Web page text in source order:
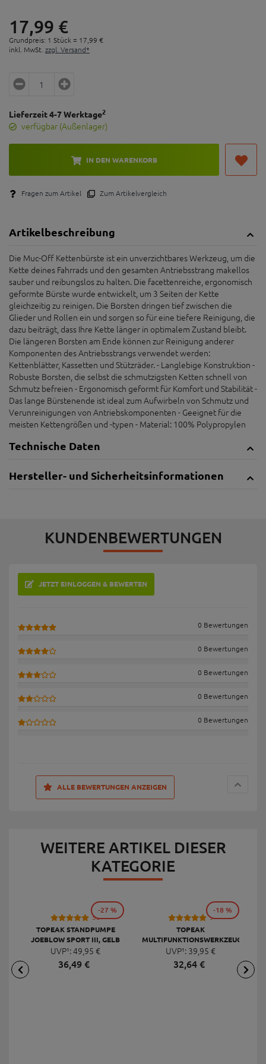
17,99 €
Grundpreis: 1 Stück = 17, 99 €
inkl. MwSt. zzgl. Versand*
Lieferzeit 4-7 Werktage2
verfügbar (Außenlager)
IN DEN WARENKORB
Fragen zum Artikel Zum Artikelvergleich
Artikelbeschreibung
Die Muc-Off Kettenbürste ist ein unverzichtbares Werkzeug, um die
Kette deines Fahrrads und den gesamten Antriebsstrang makellos
sauber und reibungslos zu halten. Die facettenreiche, ergonomisch
geformte Bürste wurde entwickelt, um 3 Seiten der Kette
gleichzeitig zu reinigen. Die Borsten dringen tief zwischen die
Glieder und Rollen ein und sorgen so für eine tiefere Reinigung, die
dazu beiträgt, dass Ihre Kette länger in optimalem Zustand bleibt.
Die längeren Borsten am Ende können zur Reinigung anderer
Komponenten des Antriebsstrangs verwendet werden:
Kettenblätter, Kassetten und Stützräder. - Langlebige Konstruktion -
Robuste Borsten, die selbst die schmutzigsten Ketten schnell von
Schmutz befreien - Ergonomisch geformt für Komfort und Stabilität -
Das lange Bürstenende ist ideal zum Aufwirbeln von Schmutz und
Verunreinigungen von Antriebskomponenten - Geeignet für die
meisten Kettengrößen und -typen - Material: 100% Polypropylen
Technische Daten
Hersteller- und Sicherheitsinformationen
KUNDENBEWERTUNGEN
JETZT EINLOGGEN & BEWERTEN
0 Bewertungen
0 Bewertungen
0 Bewertungen
0 Bewertungen
0 Bewertungen
ALLE BEWERTUNGEN ANZEIGEN
WEITERE ARTIKEL DIESER
KATEGORIE
53
TOPEAK STANDPUMPE
JOEBLOW SPORT III, GELB
UVP¹:49,95 €
36,49€
-27 %
9
TOPEAK
MULTIFUNKTIONSWERKZEUG
MINI 20 PRO
UVP¹: 39,95 €
32,64€
-18 %